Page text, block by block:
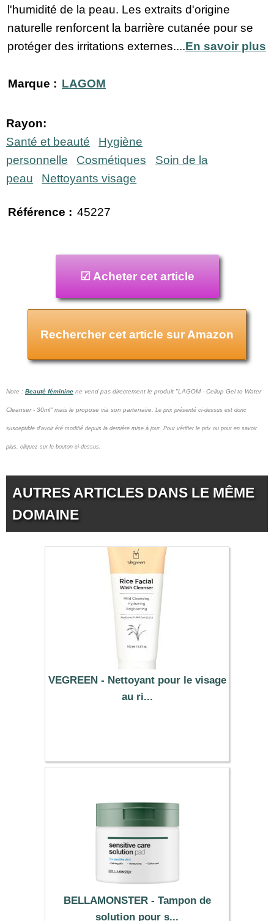
l'humidité de la peau. Les extraits d'origine
naturelle renforcent la barrière cutanée pour se
protéger des irritations externes....En savoir plus
Marque : LAGOM
Rayon:
Santé et beauté
Hygiène
personnelle
Cosmétiques
Soin de la
peau
Nettoyants visage
Référence : 45227
☑ Acheter cet article
Rechercher cet article sur Amazon
Note : Beauté féminine ne vend pas directement le produit "LAGOM - Cellup Gel to Water
Cleanser - 30ml" mais le propose via son partenaire. Le prix présenté ci-dessus est donc
susceptible d'avoir été modifié depuis la dernière mise à jour. Pour vérifier le prix ou pour en savoir
plus, cliquez sur le bouton ci-dessus.
AUTRES ARTICLES DANS LE MÊME
DOMAINE
VEGREEN - Nettoyant pour le visage
au ri...
BELLAMONSTER - Tampon de
solution pour s...